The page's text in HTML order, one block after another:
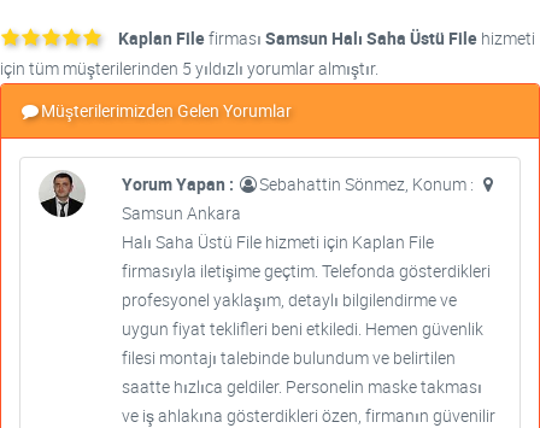
Kaplan Filefirması Samsun Halı Saha Üstü File hizmeti
için tüm müşterilerinden 5 yıldızlı yorumlar almıştır.
Müşterilerimizden Gelen Yorumlar
Yorum Yapan :
Sebahattin Sönmez, Konum :
Samsun Ankara
Halı Saha Üstü File hizmeti için Kaplan File
firmasıyla iletişime geçtim. Telefonda gösterdikleri
profesyonel yaklaşım, detaylı bilgilendirme ve
uygun fiyat teklifleri beni etkiledi. Hemen güvenlik
filesi montajı talebinde bulundum ve belirtilen
saatte hızlıca geldiler. Personelin maske takması
ve iş ahlakına gösterdikleri özen, firmanın güvenilir